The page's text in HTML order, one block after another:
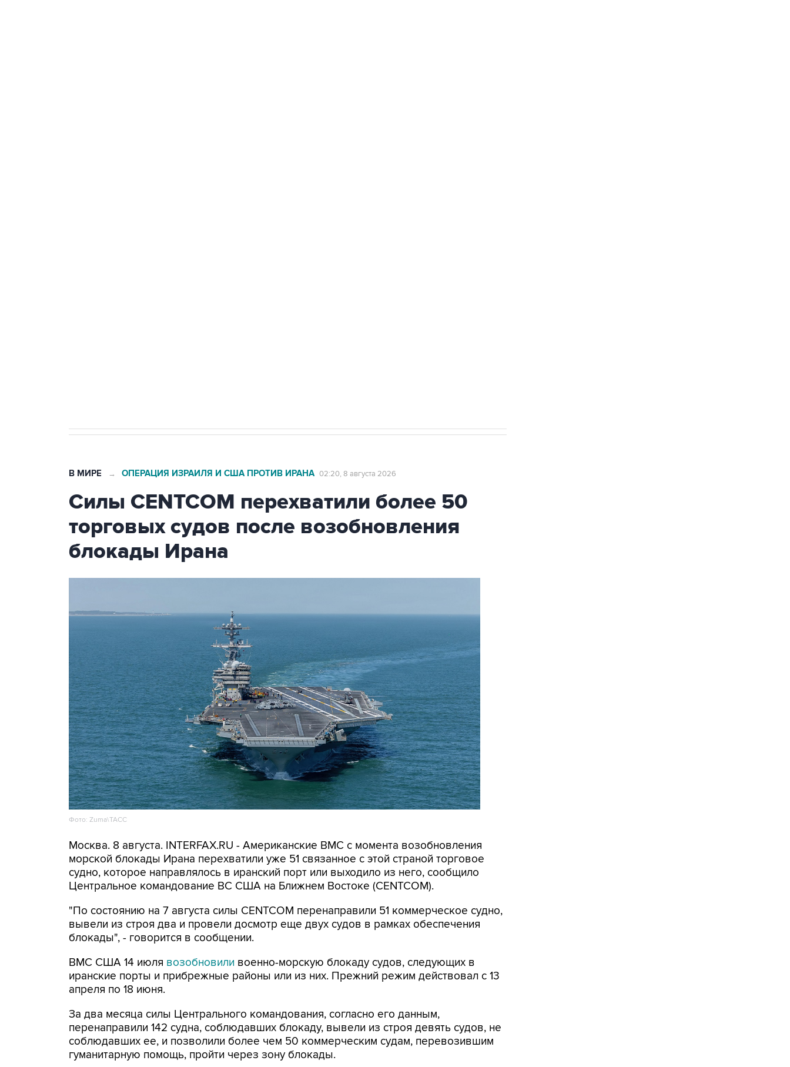
В МИРЕ → ОПЕРАЦИЯ ИЗРАИЛЯ И США ПРОТИВ ИРАНА 02:20, 8 августа 2026
Силы CENTCOM перехватили более 50
торговых судов после возобновления
блокады Ирана
Фото: Zuma\ТАСС
Москва. 8 августа. INTERFAX.RU - Американские ВМС с момента возобновления
морской блокады Ирана перехватили уже 51 связанное с этой страной торговое
судно, которое направлялось в иранский порт или выходило из него, сообщило
Центральное командование ВС США на Ближнем Востоке (CENTCOM).
"По состоянию на 7 августа силы CENTCOM перенаправили 51 коммерческое судно,
вывели из строя два и провели досмотр еще двух судов в рамках обеспечения
блокады", - говорится в сообщении.
ВМС США 14 июля возобновили военно-морскую блокаду судов, следующих в
иранские порты и прибрежные районы или из них. Прежний режим действовал с 13
апреля по 18 июня.
За два месяца силы Центрального командования, согласно его данным,
перенаправили 142 судна, соблюдавших блокаду, вывели из строя девять судов, не
соблюдавших ее, и позволили более чем 50 коммерческим судам, перевозившим
гуманитарную помощь, пройти через зону блокады.